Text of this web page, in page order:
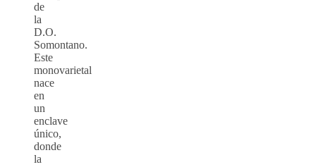
de
la
D.O.
Somontano.
Este
monovarietal
nace
en
un
enclave
único,
donde
la